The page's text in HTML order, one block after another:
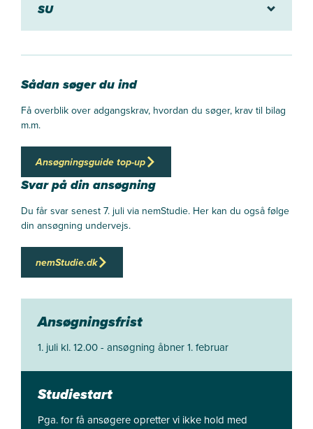
SU
Sådan søger du ind
Få overblik over adgangskrav, hvordan du søger, krav til bilag
m.m.
Ansøgningsguide top-up
Svar på din ansøgning
Du får svar senest 7. juli via nemStudie. Her kan du også følge
din ansøgning undervejs.
nemStudie.dk
Ansøgningsfrist
1. juli kl. 12.00 - ansøgning åbner 1. februar
Studiestart
Pga. for få ansøgere opretter vi ikke hold med